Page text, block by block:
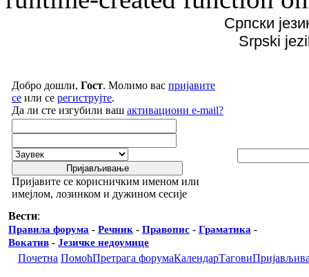
Српски
Srpski
Добро дошли, Гост. Молимо вас пријавите
се или се региструјте.
Да ли сте изгубили ваш активациони e-mail?
Пријавите се корисничким именом или
имејлом, лозинком и дужином сесије
Вести:
Правила форума - Речник - Правопис - Граматика -
Вокатив - Језичке недоумице
Почетна ПомоћПретрага форумаКалендарТагови